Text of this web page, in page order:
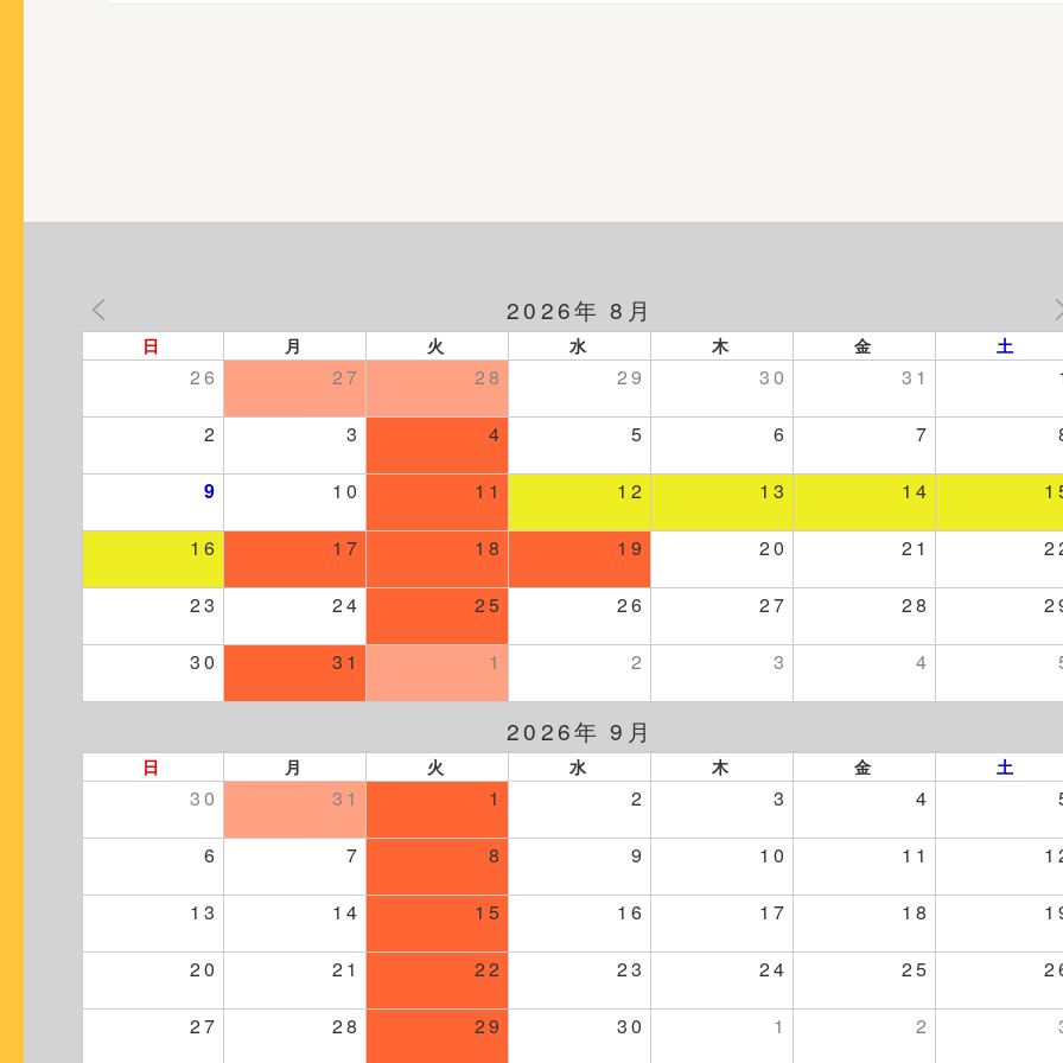
2026年 8月
日 月 火 水 木 金 土
26 27 28 29 30 31
2 3 4 5 6 7
9 10 11 12 13 14
16 17 18 19 20 21
23 24 25 26 27 28
30 31 1 2 3 4
2026年 9月
日 月 火 水 木 金 土
30 31 1 2 3 4
6 7 8 9 10 11
13 14 15 16 17 18
20 21 22 23 24 25
27 28 29 30 1 2